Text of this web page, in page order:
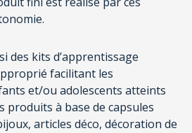
des kits d’apprentissage
facilitant les
et/ou adolescents atteints
produits à base de capsules
articles déco, décoration de